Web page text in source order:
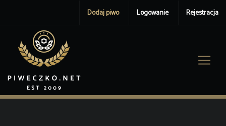
Dodaj piwo Logowanie Rejestracja